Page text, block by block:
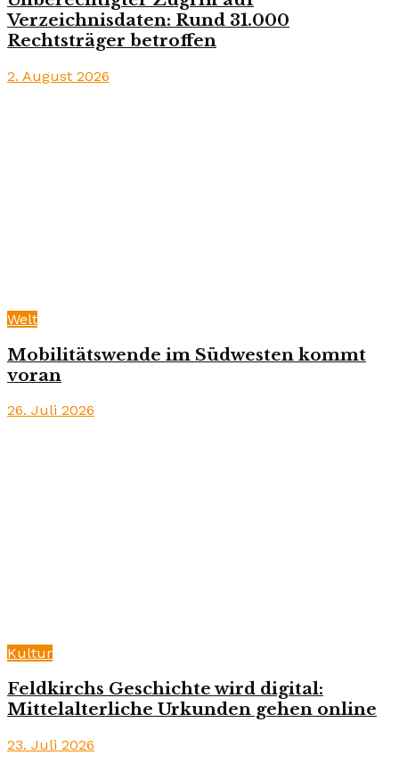
Verzeichnisdaten: Rund 31.000
Rechtsträger betroffen
2. August 2026
Welt
Mobilitätswende im Südwesten kommt
voran
26. Juli 2026
Kultur
Feldkirchs Geschichte wird digital:
Mittelalterliche Urkunden gehen online
23. Juli 2026